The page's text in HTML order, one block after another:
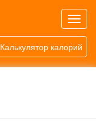
Калькулятор калорий